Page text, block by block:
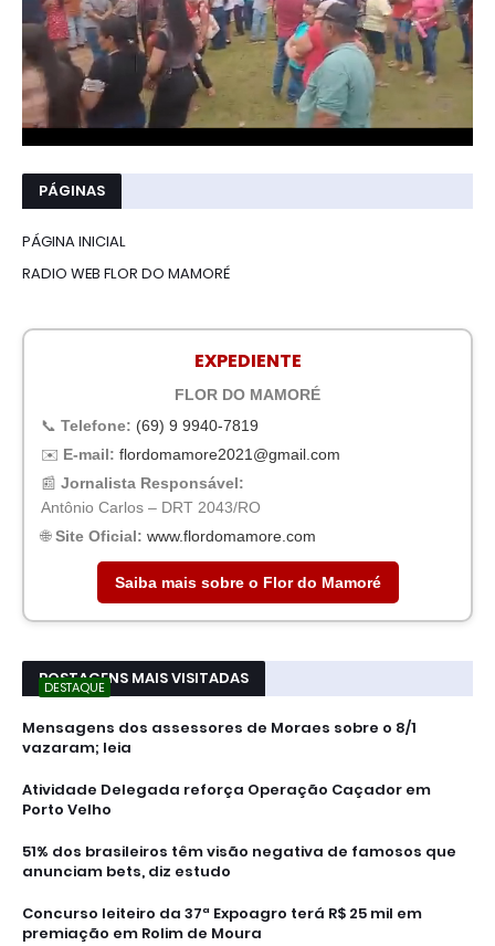
PÁGINAS
PÁGINA INICIAL
RADIO WEB FLOR DO MAMORÉ
EXPEDIENTE
FLOR DO MAMORÉ
📞 Telefone: (69) 9 9940-7819
✉️ E-mail: flordomamore2021@gmail.com
📰 Jornalista Responsável:
Antônio Carlos – DRT 2043/RO
🌐Site Oficial: www.flordomamore.com
Saiba mais sobre o Flor do Mamoré
POSTAGENS MAIS VISITADAS
DESTAQUE
Mensagens dos assessores de Moraes sobre o 8/1
vazaram; leia
Atividade Delegada reforça Operação Caçador em
Porto Velho
51% dos brasileiros têm visão negativa de famosos que
anunciam bets, diz estudo
Concurso leiteiro da 37ª Expoagro terá R$ 25 mil em
premiação em Rolim de Moura